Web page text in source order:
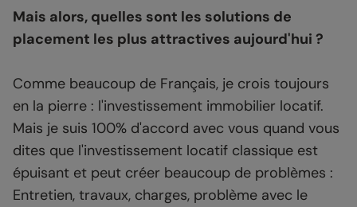
Mais alors, quelles sont les solutions de
placement les plus attractives aujourd'hui ?
Comme beaucoup de Français, je crois toujours
en la pierre : l'investissement immobilier locatif.
Mais je suis 100% d'accord avec vous quand vous
dites que l'investissement locatif classique est
épuisant et peut créer beaucoup de problèmes :
Entretien, travaux, charges, problème avec le